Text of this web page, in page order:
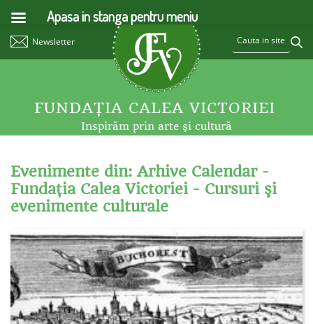
Newsletter
FUNDAŢIA CALEA VICTORIEI
Inspirăm prin arte şi cultură
Evenimente din: Arhive Calendar -
Fundaţia Calea Victoriei - Cursuri şi
evenimente culturale
Apasa in stanga pentru meniu